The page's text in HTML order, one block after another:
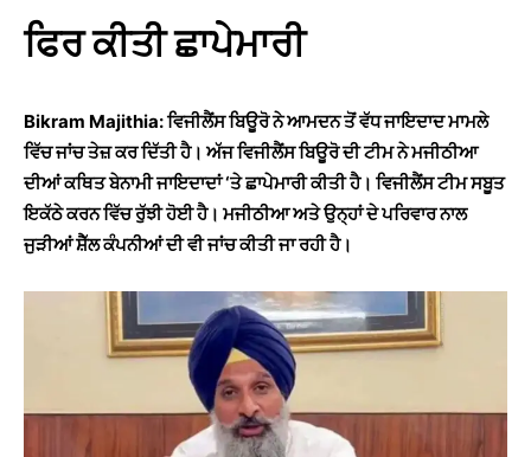
ਫਿਰ ਕੀਤੀ ਛਾਪੇਮਾਰੀ
Bikram Majithia: ਵਿਜੀਲੈਂਸ ਬਿਊਰੋ ਨੇ ਆਮਦਨ ਤੋਂ ਵੱਧ ਜਾਇਦਾਦ ਮਾਮਲੇ
ਵਿੱਚ ਜਾਂਚ ਤੇਜ਼ ਕਰ ਦਿੱਤੀ ਹੈ। ਅੱਜ ਵਿਜੀਲੈਂਸ ਬਿਊਰੋ ਦੀ ਟੀਮ ਨੇ ਮਜੀਠੀਆ
ਦੀਆਂ ਕਥਿਤ ਬੇਨਾਮੀ ਜਾਇਦਾਦਾਂ ‘ਤੇ ਛਾਪੇਮਾਰੀ ਕੀਤੀ ਹੈ। ਵਿਜੀਲੈਂਸ ਟੀਮ ਸਬੂਤ
ਇਕੱਠੇ ਕਰਨ ਵਿੱਚ ਰੁੱਝੀ ਹੋਈ ਹੈ। ਮਜੀਠੀਆ ਅਤੇ ਉਨ੍ਹਾਂ ਦੇ ਪਰਿਵਾਰ ਨਾਲ
ਜੁੜੀਆਂ ਸ਼ੈੱਲ ਕੰਪਨੀਆਂ ਦੀ ਵੀ ਜਾਂਚ ਕੀਤੀ ਜਾ ਰਹੀ ਹੈ।